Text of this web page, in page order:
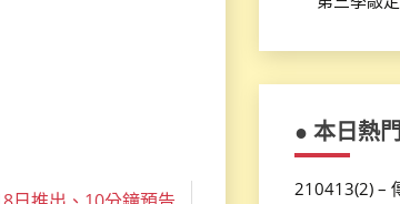
● 本日熱
210413(2) –